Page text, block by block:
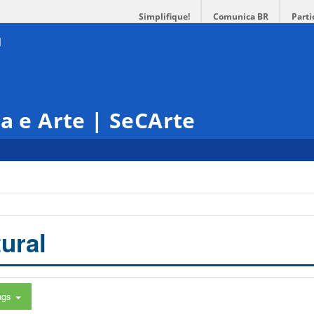
Simplifique! Comunica BR
e Arte | SeCArte